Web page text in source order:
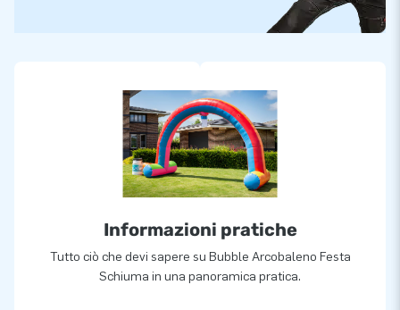
Informazioni pratiche
Tutto ciò che devi sapere su Bubble Arcobaleno Festa
Schiuma in una panoramica pratica.